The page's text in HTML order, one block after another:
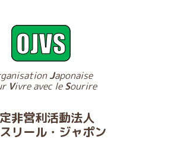
Japonaise
Vivre avec leSourire
非営利活動法人
リール・ジャポン